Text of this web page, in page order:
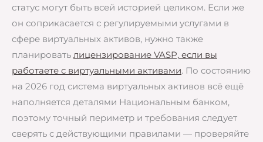
статус могут быть всей историей целиком. Если же
он соприкасается с регулируемыми услугами в
сфере виртуальных активов, нужно также
планировать лицензирование VASP, если вы
работаете с виртуальными активами. По состоянию
на 2026 год система виртуальных активов всё ещё
наполняется деталями Национальным банком,
поэтому точный периметр и требования следует
сверять с действующими правилами — проверяйте